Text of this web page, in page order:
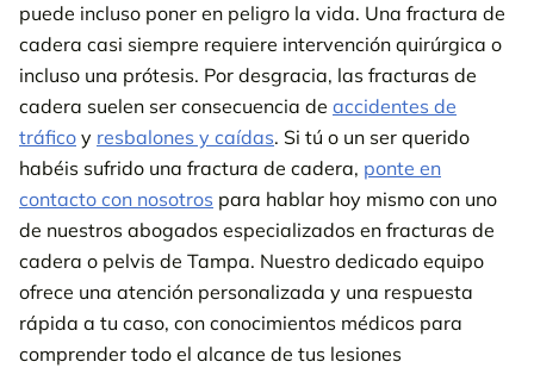
puede incluso poner en peligro la vida. Una fractura de
cadera casi siempre requiere intervención quirúrgica o
incluso una prótesis. Por desgracia, las fracturas de
cadera suelen ser consecuencia de accidentes de
tráfico y resbalones y caídas. Si tú o un ser querido
habéis sufrido una fractura de cadera, ponte en
contacto con nosotros para hablar hoy mismo con uno
de nuestros abogados especializados en fracturas de
cadera o pelvis de Tampa. Nuestro dedicado equipo
ofrece una atención personalizada y una respuesta
rápida a tu caso, con conocimientos médicos para
comprender todo el alcance de tus lesiones